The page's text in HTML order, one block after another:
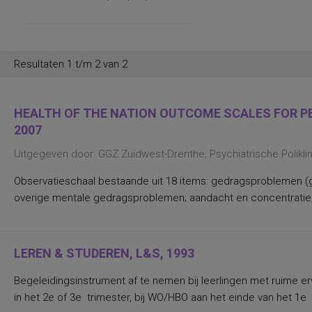
persoonlijkheidstrekken
posttraumatische stress
persoonlijkheidskenmerken
regelvaardigheid
rekenen en wiskunde
sociaal-emotioneel functioneren en
spannings- en vermijdingsaspecten van
spanningsbehoefte
ADHD, ODD en CD
taal- en communicatieproblemen
toestandsangst en angstdispositie
Nederlands leesvaardigheid, Nederlands
Resultaten 1 t/m 2 van 2
HEALTH OF THE NATION OUTCOME SCALES FOR
2007
Uitgegeven door: GGZ Zuidwest-Drenthe, Psychiatrische
Observatieschaal bestaande uit 18 items:
overige mentale gedragsproblemen; aandacht en
LEREN & STUDEREN, L&S, 1993
Begeleidingsinstrument af te nemen bij leerlingen met ruime
in het 2e of 3e trimester, bij WO/HBO aan het einde van het